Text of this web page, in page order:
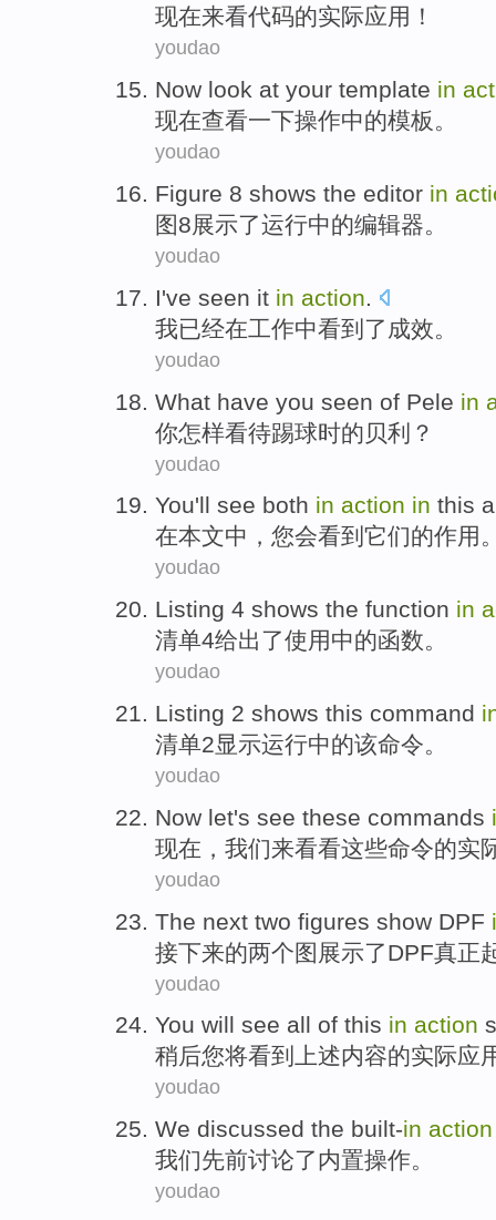
现在来看代码的实际应用 ！
youdao
Now look at your template in
现在查看一下操作中的模板。
youdao
Figure 8 shows the editor in
图8展示了运行中的编辑器。
youdao
I've seen it in action.
我已经在工作中看到了成效。
youdao
What have you seen of Pele in
你怎样看待踢球时的贝利？
youdao
You'll see both in action in this
在本文中， 您会看到 它们的作用
youdao
Listing 4 shows the function in
清单4给出了使用中的函数。
youdao
Listing 2 shows this command
清单2显示运行中的该命令。
youdao
Now let's see these commands
现在 ， 我们来看看这些命令的实
youdao
The next two figures show DPF
接下来的两个图 展示了DPF真正
youdao
You will see all of this in action
稍后您将看到 上述内容的实际应
youdao
We discussed the built-in action
我们先前讨论了内置操作。
youdao